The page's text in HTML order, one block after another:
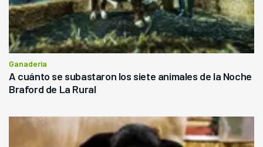
Ganadería
A cuánto se subastaron los siete animales de la Noche
Braford de La Rural